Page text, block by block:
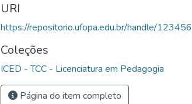
URI
https://repositorio.ufopa.edu.br/handle/
Coleções
ICED - TCC - Licenciatura em Pedagogia
Página do item completo